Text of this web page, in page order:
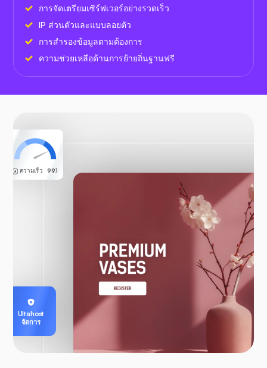
การจัดเตรียมเซิร์ฟเวอร์อย่างรวดเร็ว
IP ส่วนตัวและแบบลอยตัว
การสำรองข้อมูลตามต้องการ
ความช่วยเหลือด้านการย้ายถิ่นฐานฟรี
ความเร็ว 99.1
Ultahost
จัดการ